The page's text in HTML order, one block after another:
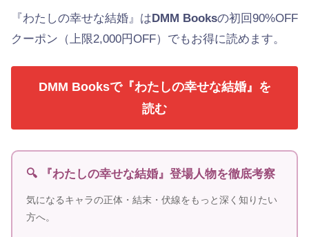
『わたしの幸せな結婚』は DMM Booksの初回90%OFF
クーポン（上限2,000円OFF）でもお得に読めます。
DMM Booksで『わたしの幸せな結婚』を
読む
🔍 『わたしの幸せな結婚』登場人物を徹底考察
気になるキャラの正体・結末・伏線をもっと深く知りたい
方へ。